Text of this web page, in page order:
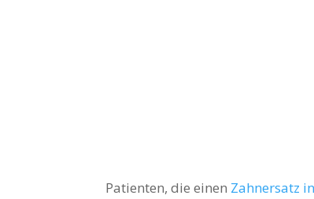
Patienten, die einen Zahnersatz